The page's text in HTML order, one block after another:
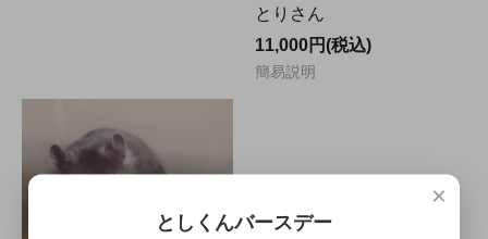
とりさん
11,000円(税込)
簡易説明
×
としくんバースデー